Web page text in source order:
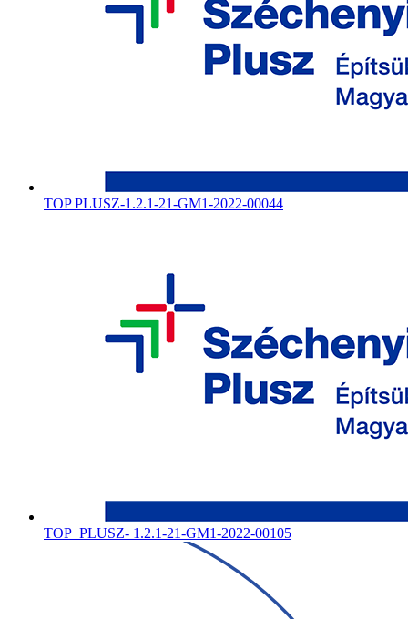
TOP PLUSZ-1.2.1-21-GM1-2022-00044
TOP_PLUSZ- 1.2.1-21-GM1-2022-00105